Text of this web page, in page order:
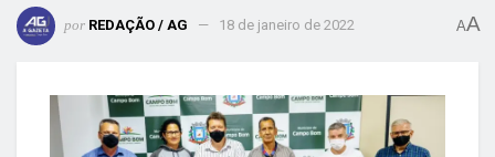
por REDAÇÃO / AG 18 de janeiro de 2022 AA